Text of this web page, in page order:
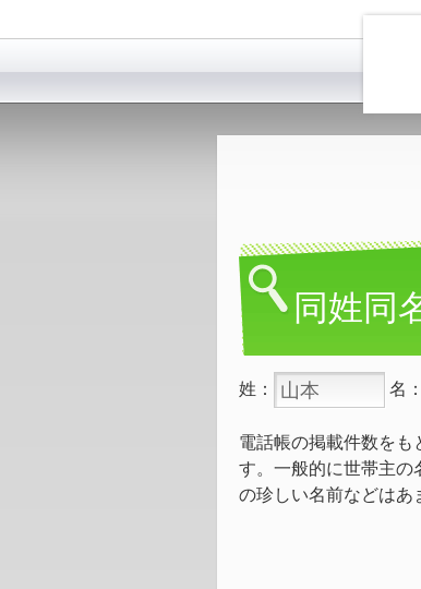
同姓同
姓： 名：
電話帳の掲載件数をも
す。一般的に世帯主の
の珍しい名前などはあ